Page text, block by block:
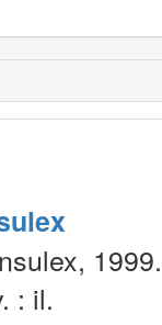
1999.
: il.